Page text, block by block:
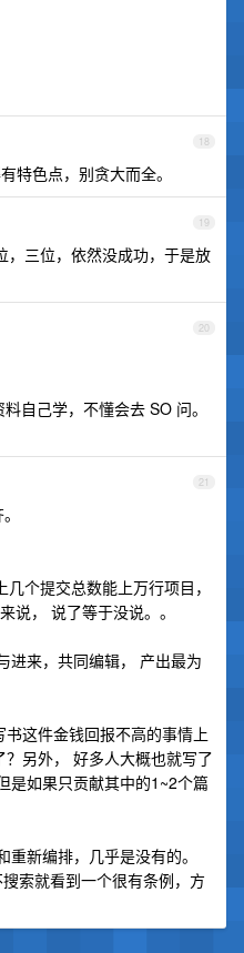
18
特色点，别贪大而全。
19
，三位，依然没成功，于是放
20
自己学，不懂会去 SO 问。
21
个提交总数能上万行项目，
说， 说了等于没说。。
进来，共同编辑， 产出最为
这件金钱回报不高的事情上
另外， 好多人大概也就写了
是如果只贡献其中的1~2个篇
新编排，几乎是没有的。
索就看到一个很有条例，方